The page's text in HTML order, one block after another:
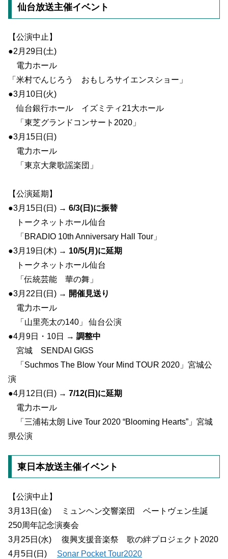
仙台放送主催イベント
【公演中止】
●2月29日(土)
電力ホール
「米村でんじろう おもしろサイエンスショー」
●3月10日(火)
仙台銀行ホール イズミティ21大ホール
「東芝グランドコンサート2020」
●3月15日(日)
電力ホール
「東京大衆歌謡楽団」
【公演延期】
●3月15日(日) → 6/3(日)に振替
トークネットホール仙台
「BRADIO 10th Anniversary Hall Tour」
●3月19日(木) → 10/5(月)に延期
トークネットホール仙台
「伝統芸能 華の舞」
●3月22日(日) → 開催見送り
電力ホール
「山里亮太の140」 仙台公演
●4月9日・10日 → 調整中
宮城 SENDAI GIGS
「Suchmos The Blow Your Mind TOUR 2020」宮城公
演
●4月12日(日) → 7/12(日)に延期
電力ホール
「三浦祐太朗 Live Tour 2020 “Blooming Hearts”」宮城
県公演
東日本放送主催イベント
【公演中止】
3月13日(金) ミュンヘン交響楽団 ベートヴェン生誕
250周年記念演奏会
3月25日(水) 復興支援音楽祭 歌の絆プロジェクト2020
4月5日(日) Sonar Pocket Tour2020